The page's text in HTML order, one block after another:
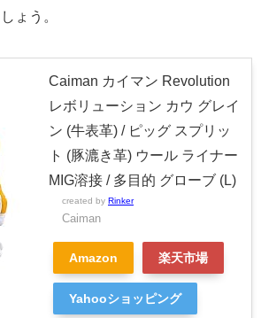
ょう。
Caiman カイマン Revolution
レボリューション カウ グレイ
ン (牛表革) / ピッグ スプリッ
ト (豚漉き革) ウール ライナー
MIG溶接 / 多目的 グローブ (L)
created by Rinker
Caiman
Amazon 楽天市場
Yahooショッピング